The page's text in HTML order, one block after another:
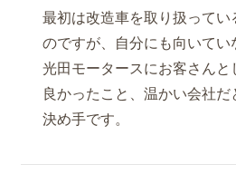
最初は改造車を取り扱ってい
のですが、自分にも向いてい
光田モータースにお客さん
良かったこと、温かい会社
決め手です。